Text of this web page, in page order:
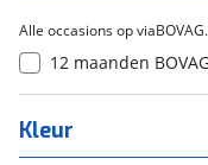
Alle occasions op
12 maanden
Kleur